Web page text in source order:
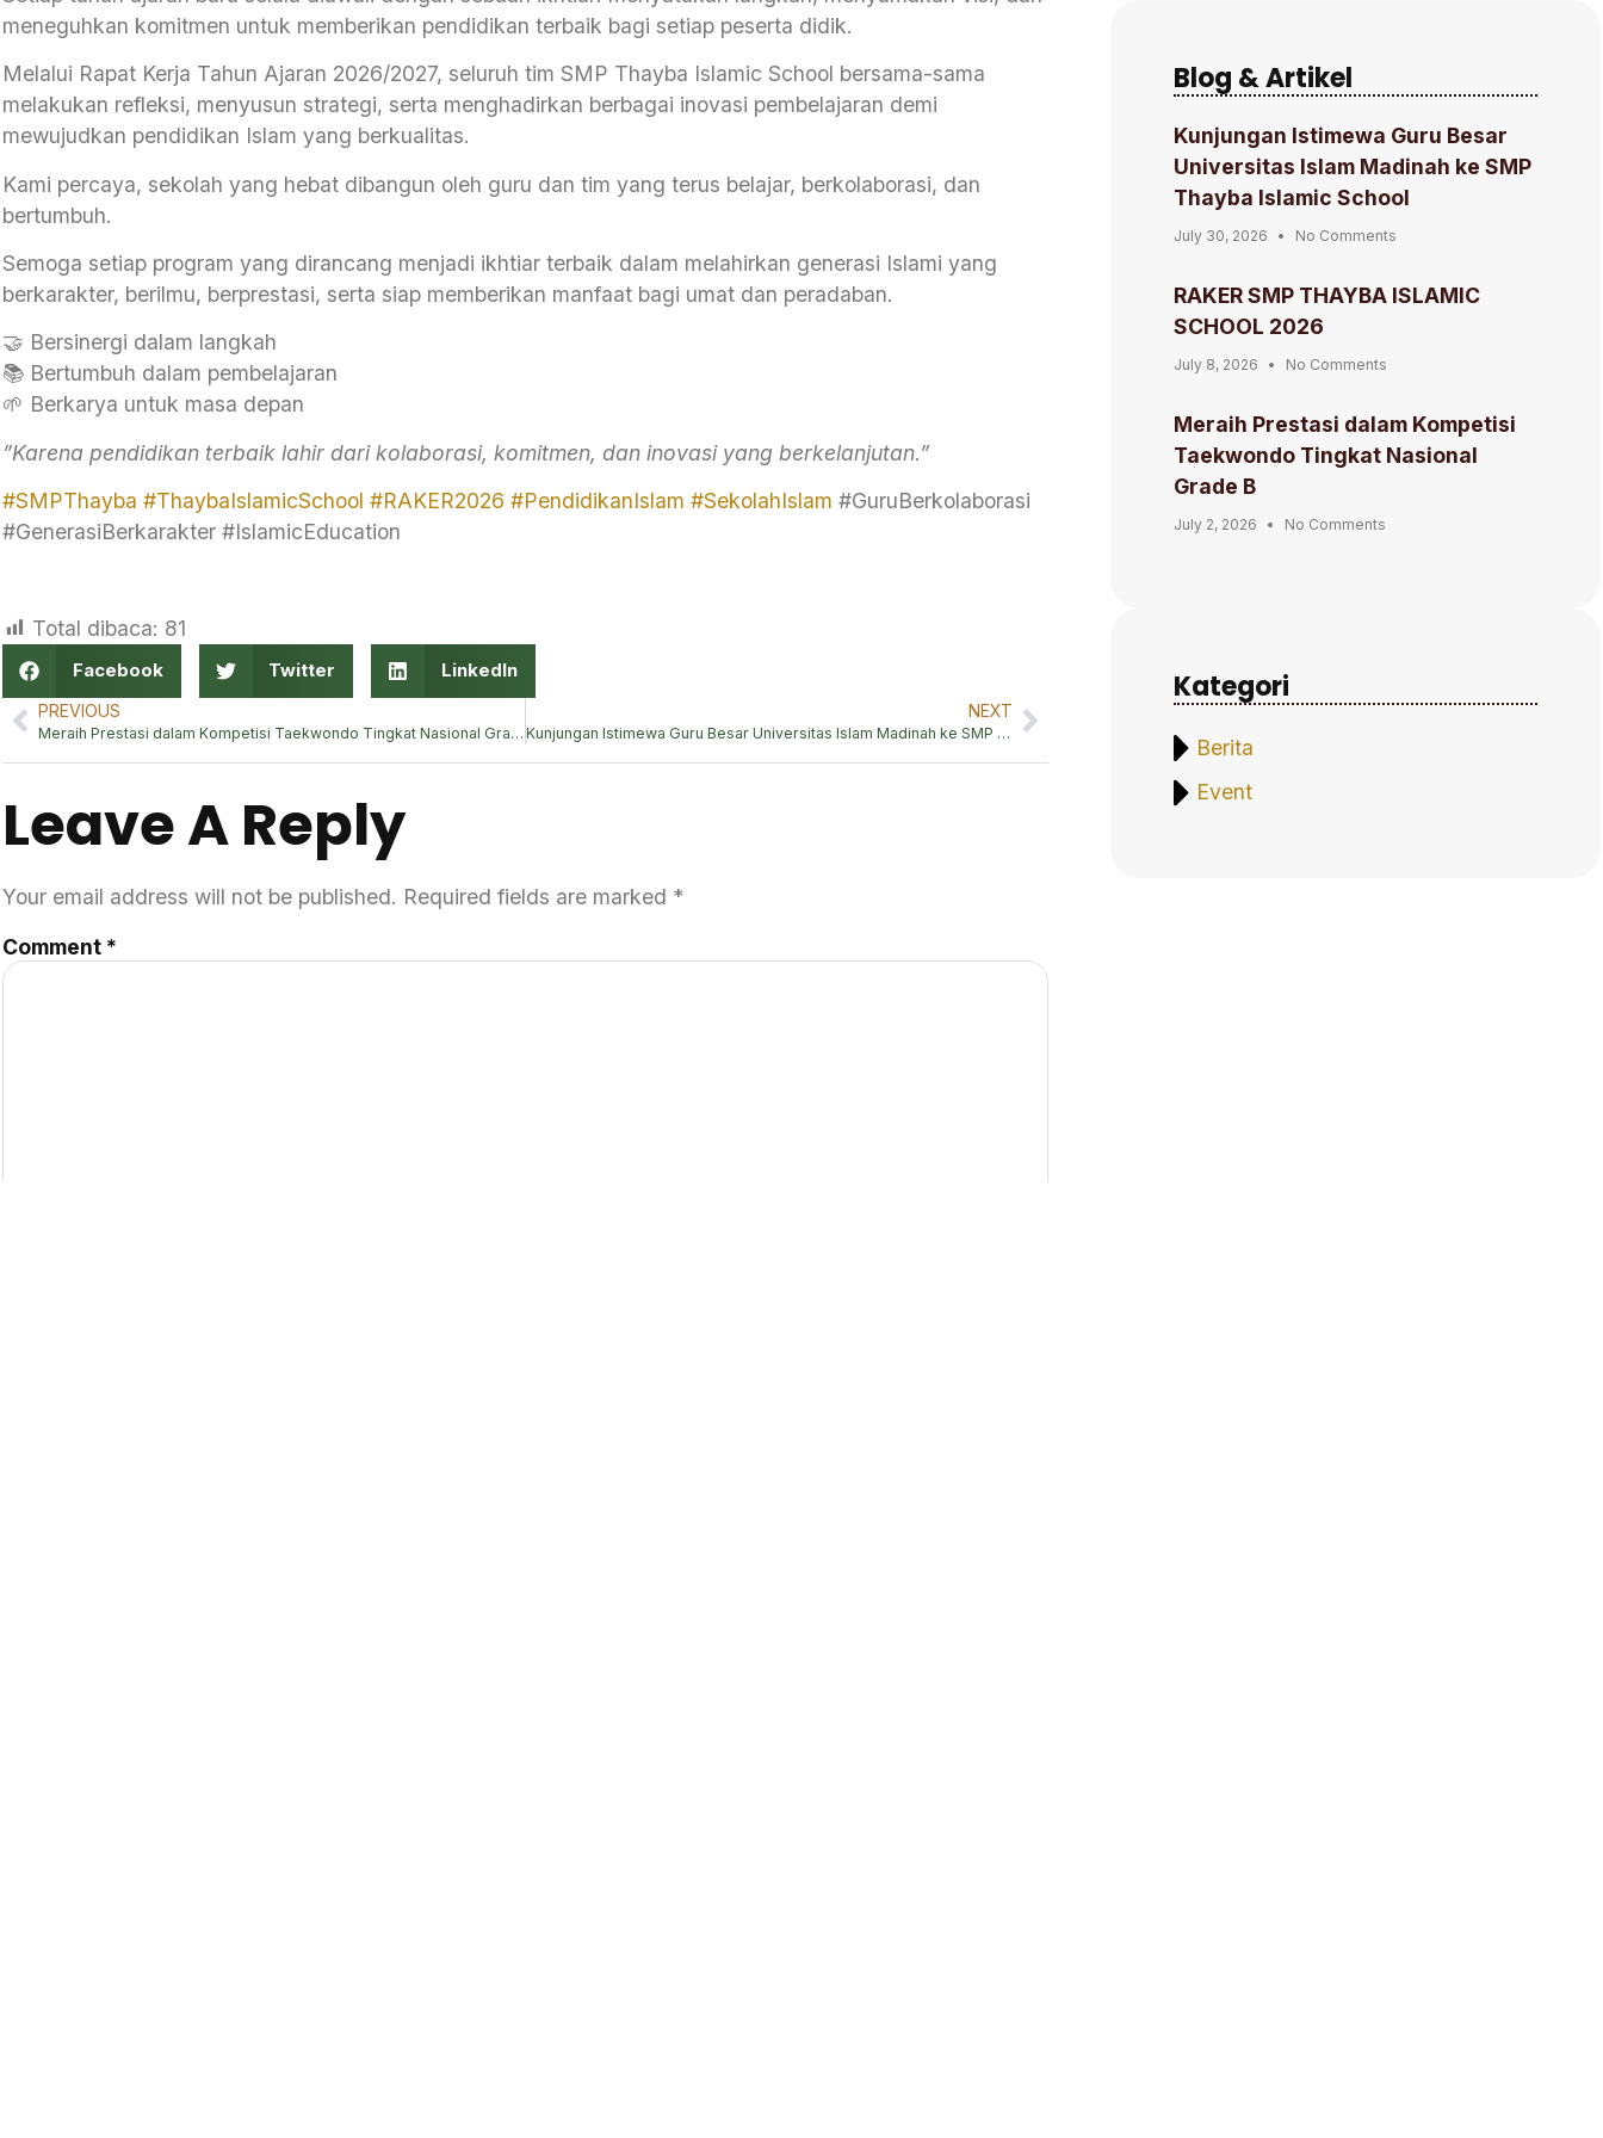
meneguhkan komitmen untuk memberikan pendidikan terbaik bagi setiap peserta didik.
Melalui Rapat Kerja Tahun Ajaran 2026/2027, seluruh tim SMP Thayba Islamic School bersama-sama
melakukan refleksi, menyusun strategi, serta menghadirkan berbagai inovasi pembelajaran demi
mewujudkan pendidikan Islam yang berkualitas.
Kami percaya, sekolah yang hebat dibangun oleh guru dan tim yang terus belajar, berkolaborasi, dan
bertumbuh.
Semoga setiap program yang dirancang menjadi ikhtiar terbaik dalam melahirkan generasi Islami yang
berkarakter, berilmu, berprestasi, serta siap memberikan manfaat bagi umat dan peradaban.
🤝 Bersinergi dalam langkah
📚 Bertumbuh dalam pembelajaran
🌱 Berkarya untuk masa depan
”Karena pendidikan terbaik lahir dari kolaborasi, komitmen, dan inovasi yang berkelanjutan.”
#SMPThayba #ThaybaIslamicSchool #RAKER2026 #PendidikanIslam #SekolahIslam #GuruBerkolaborasi
#GenerasiBerkarakter #IslamicEducation
Total dibaca: 81
Facebook Twitter LinkedIn
PREVIOUS
Meraih Prestasi dalam Kompetisi Taekwondo Tingkat Nasional Grade B
NEXT
Kunjungan Istimewa Guru Besar Universitas Islam Madinah ke SMP Thayba Islamic School
Leave A Reply
Your email address will not be published. Required fields are marked *
Comment *
Blog & Artikel
Kunjungan Istimewa Guru Besar
Universitas Islam Madinah ke SMP
Thayba Islamic School
July 30, 2026 No Comments
RAKER SMP THAYBA ISLAMIC
SCHOOL 2026
July 8, 2026 No Comments
Meraih Prestasi dalam Kompetisi
Taekwondo Tingkat Nasional
Grade B
July 2, 2026 No Comments
Kategori
Berita
Event